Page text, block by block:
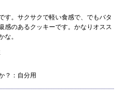
す。サクサクで軽い食感で、でもバタ
感のあるクッキーです。かなりオスス
な。
？：自分用